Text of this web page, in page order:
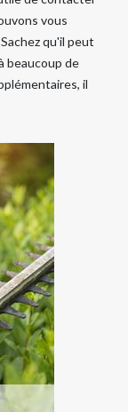
vous
qu'il peut
beaucoup de
il